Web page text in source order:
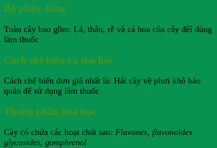
Bộ phận dùng
Toàn cây bao gồm: Lá, thân, rễ và cả hoa của cây đêì dùng
làm thuốc
Cách chế biến và thu hái
Cách chế biến đơn giả nhất là: Hái cây về phơi khô bảo
quản để sử dụng làm thuốc
Thành phần hóa học
Cây có chứa các hoạt chất sau: Flavones, flavonoïdes
glycosides, gomphrenol